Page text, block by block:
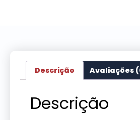
Descrição Avaliações
Descrição